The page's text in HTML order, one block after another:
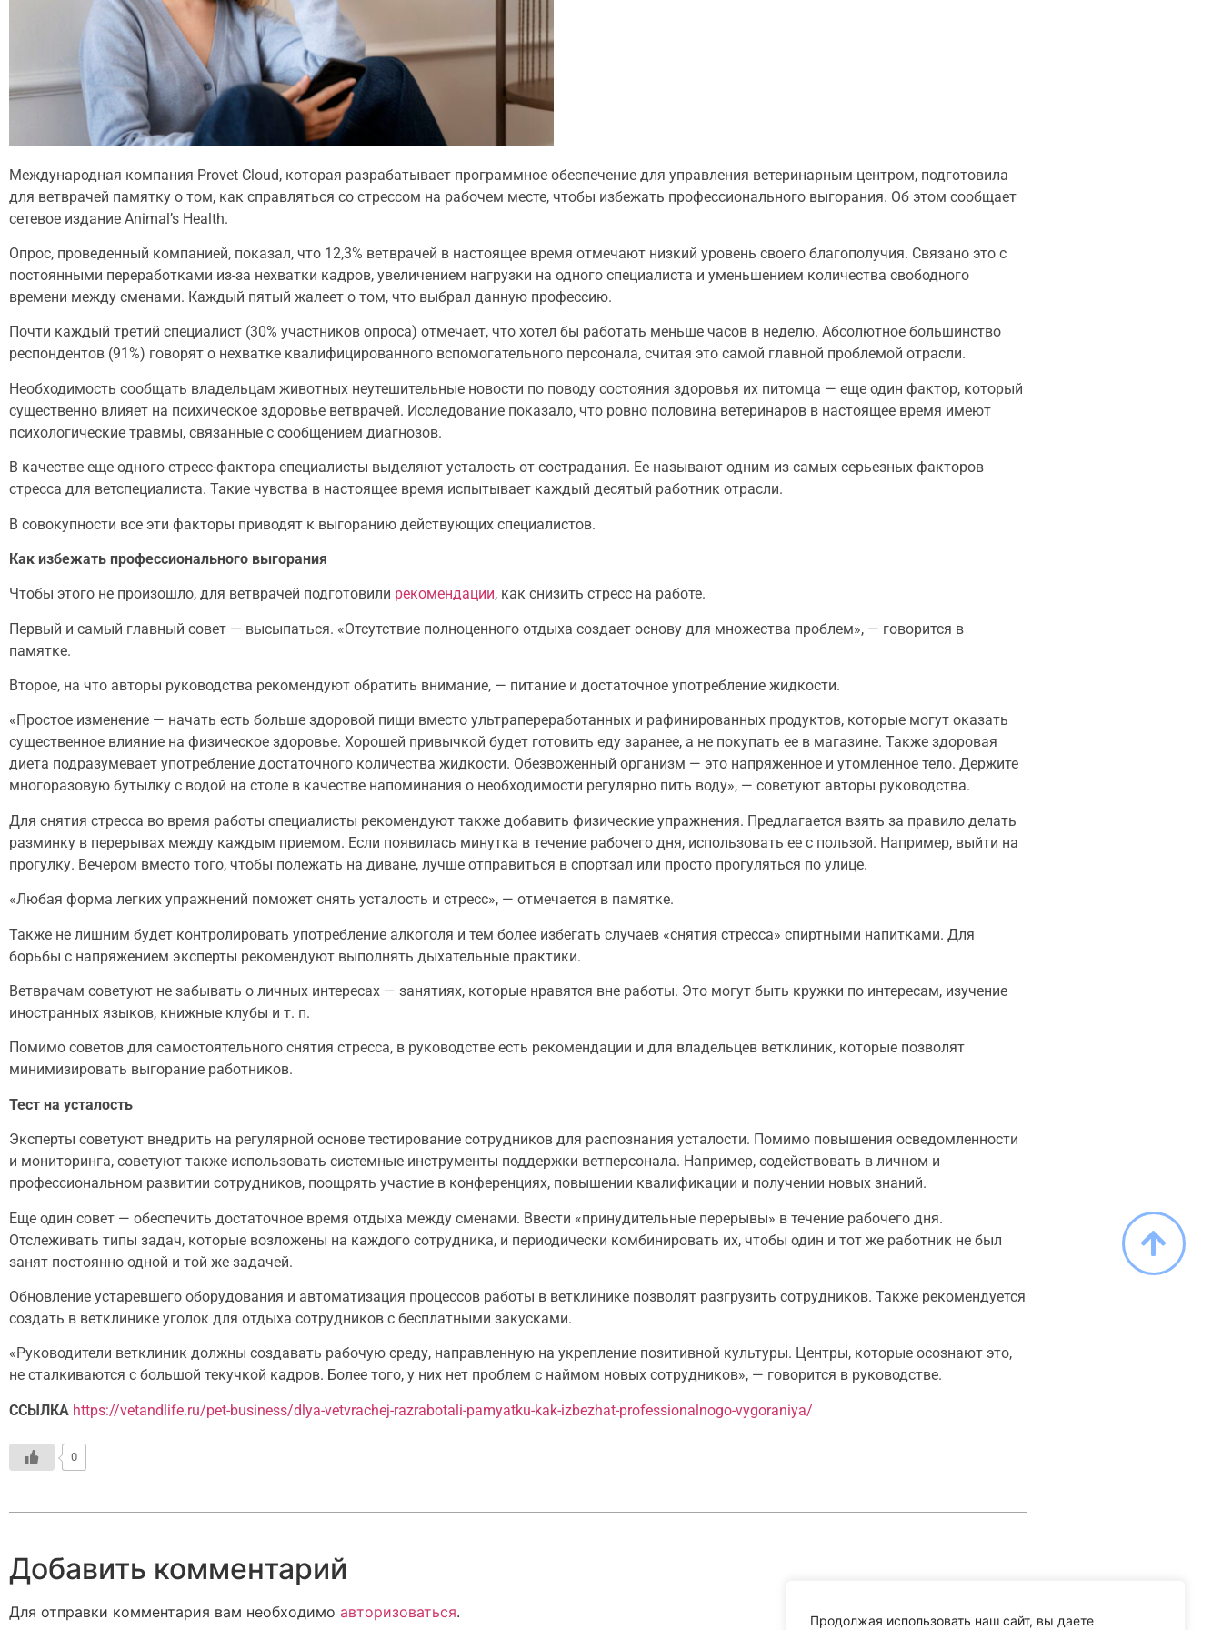
Продолжая использовать наш сайт, вы даете
Международная компания Provet Cloud, которая разрабатывает программное обеспечение для управления ветеринарным центром, подготовила
для ветврачей памятку о том, как справляться со стрессом на рабочем месте, чтобы избежать профессионального выгорания. Об этом сообщает
сетевое издание Animal’s Health.
Опрос, проведенный компанией, показал, что 12,3% ветврачей в настоящее время отмечают низкий уровень своего благополучия. Связано это с
постоянными переработками из-за нехватки кадров, увеличением нагрузки на одного специалиста и уменьшением количества свободного
времени между сменами. Каждый пятый жалеет о том, что выбрал данную профессию.
Почти каждый третий специалист (30% участников опроса) отмечает, что хотел бы работать меньше часов в неделю. Абсолютное большинство
респондентов (91%) говорят о нехватке квалифицированного вспомогательного персонала, считая это самой главной проблемой отрасли.
Необходимость сообщать владельцам животных неутешительные новости по поводу состояния здоровья их питомца — еще один фактор, который
существенно влияет на психическое здоровье ветврачей. Исследование показало, что ровно половина ветеринаров в настоящее время имеют
психологические травмы, связанные с сообщением диагнозов.
В качестве еще одного стресс-фактора специалисты выделяют усталость от сострадания. Ее называют одним из самых серьезных факторов
стресса для ветспециалиста. Такие чувства в настоящее время испытывает каждый десятый работник отрасли.
В совокупности все эти факторы приводят к выгоранию действующих специалистов.
Как избежать профессионального выгорания
Чтобы этого не произошло, для ветврачей подготовили рекомендации, как снизить стресс на работе.
Первый и самый главный совет — высыпаться. «Отсутствие полноценного отдыха создает основу для множества проблем», — говорится в
памятке.
Второе, на что авторы руководства рекомендуют обратить внимание, — питание и достаточное употребление жидкости.
«Простое изменение — начать есть больше здоровой пищи вместо ультрапереработанных и рафинированных продуктов, которые могут оказать
существенное влияние на физическое здоровье. Хорошей привычкой будет готовить еду заранее, а не покупать ее в магазине. Также здоровая
диета подразумевает употребление достаточного количества жидкости. Обезвоженный организм — это напряженное и утомленное тело. Держите
многоразовую бутылку с водой на столе в качестве напоминания о необходимости регулярно пить воду», — советуют авторы руководства.
Для снятия стресса во время работы специалисты рекомендуют также добавить физические упражнения. Предлагается взять за правило делать
разминку в перерывах между каждым приемом. Если появилась минутка в течение рабочего дня, использовать ее с пользой. Например, выйти на
прогулку. Вечером вместо того, чтобы полежать на диване, лучше отправиться в спортзал или просто прогуляться по улице.
«Любая форма легких упражнений поможет снять усталость и стресс», — отмечается в памятке.
Также не лишним будет контролировать употребление алкоголя и тем более избегать случаев «снятия стресса» спиртными напитками. Для
борьбы с напряжением эксперты рекомендуют выполнять дыхательные практики.
Ветврачам советуют не забывать о личных интересах — занятиях, которые нравятся вне работы. Это могут быть кружки по интересам, изучение
иностранных языков, книжные клубы и т. п.
Помимо советов для самостоятельного снятия стресса, в руководстве есть рекомендации и для владельцев ветклиник, которые позволят
минимизировать выгорание работников.
Тест на усталость
Эксперты советуют внедрить на регулярной основе тестирование сотрудников для распознания усталости. Помимо повышения осведомленности
и мониторинга, советуют также использовать системные инструменты поддержки ветперсонала. Например, содействовать в личном и
профессиональном развитии сотрудников, поощрять участие в конференциях, повышении квалификации и получении новых знаний.
Еще один совет — обеспечить достаточное время отдыха между сменами. Ввести «принудительные перерывы» в течение рабочего дня.
Отслеживать типы задач, которые возложены на каждого сотрудника, и периодически комбинировать их, чтобы один и тот же работник не был
занят постоянно одной и той же задачей.
Обновление устаревшего оборудования и автоматизация процессов работы в ветклинике позволят разгрузить сотрудников. Также рекомендуется
создать в ветклинике уголок для отдыха сотрудников с бесплатными закусками.
«Руководители ветклиник должны создавать рабочую среду, направленную на укрепление позитивной культуры. Центры, которые осознают это,
не сталкиваются с большой текучкой кадров. Более того, у них нет проблем с наймом новых сотрудников», — говорится в руководстве.
ССЫЛКА https://vetandlife.ru/pet-business/dlya-vetvrachej-razrabotali-pamyatku-kak-izbezhat-professionalnogo-vygoraniya/
0
Добавить комментарий
Для отправки комментария вам необходимо авторизоваться.